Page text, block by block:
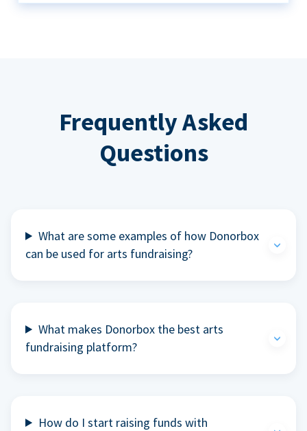
Frequently Asked
Questions
What are some examples of how Donorbox
can be used for arts fundraising?
What makes Donorbox the best arts
fundraising platform?
How do I start raising funds with